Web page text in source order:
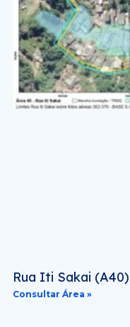
Rua Iti Sakai (A40)
Consultar Área »